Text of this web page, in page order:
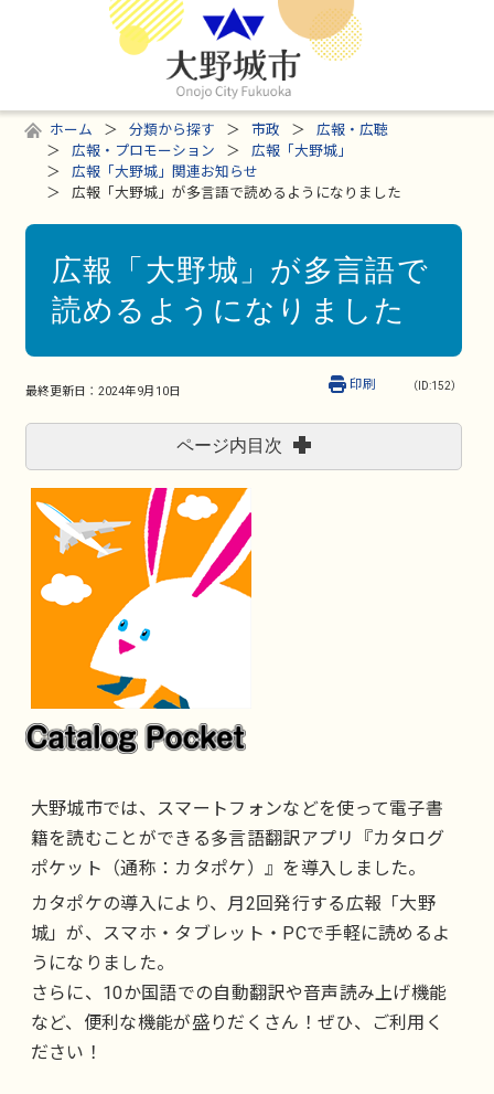
ホーム 分類から探す 市政
広報・広聴
広報・プロモーション
広報「大野城」
広報「大野城」関連お知らせ
広報「大野城」が多言語で読めるようになりました
広報「大野城」が多言語で
読めるようになりました
最終更新日： 2024年9月10日 （ID:152）
印刷
ページ内目次
大野城市では、スマートフォンなどを使って電子書
籍を読むことができる多言語翻訳アプリ『カタログ
ポケット（通称：カタポケ）』を導入しました。
カタポケの導入により、月2回発行する広報「大野
城」が、スマホ・タブレット・PCで手軽に読めるよ
うになりました。
さらに、10か国語での自動翻訳や音声読み上げ機能
など、便利な機能が盛りだくさん！ぜひ、ご利用く
ださい！